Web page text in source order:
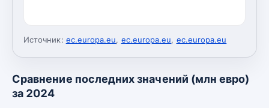
Источник: ec.europa.eu, ec.europa.eu, ec.europa.eu
Сравнение последних значений (млн евро)
за 2024